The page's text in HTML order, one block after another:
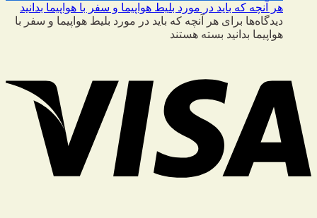
هر آنچه که باید در مورد بلیط هواپیما و سفر با هواپیما بدانید
دیدگاه‌ها برای هر آنچه که باید در مورد بلیط هواپیما و سفر با
هواپیما بدانید بسته هستند